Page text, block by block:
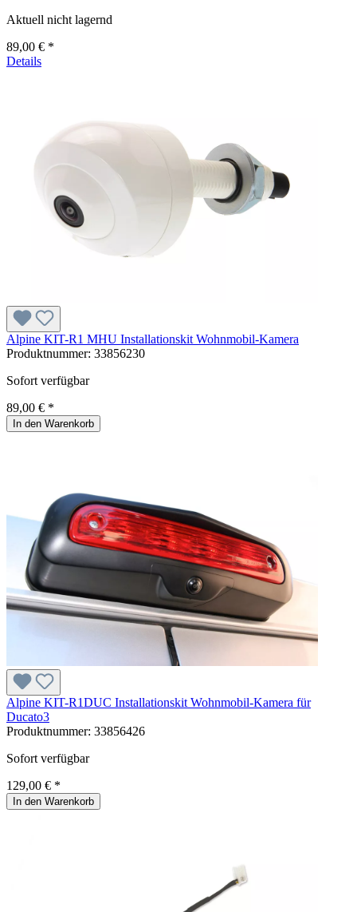
Aktuell nicht lagernd
89,00 € *
Details
Alpine KIT-R1 MHU Installationskit Wohnmobil-Kamera
Produktnummer: 33856230
Sofort verfügbar
89,00 € *
In den Warenkorb
Alpine KIT-R1DUC Installationskit Wohnmobil-Kamera für
Ducato3
Produktnummer: 33856426
Sofort verfügbar
129,00 € *
In den Warenkorb